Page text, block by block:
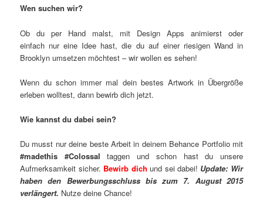
Wen suchen wir?
Ob du per Hand malst, mit Design Apps animierst oder
einfach nur eine Idee hast, die du auf einer riesigen Wand in
Brooklyn umsetzen möchtest – wir wollen es sehen!
Wenn du schon immer mal dein bestes Artwork in Übergröße
erleben wolltest, dann bewirb dich jetzt.
Wie kannst du dabei sein?
Du musst nur deine beste Arbeit in deinem Behance Portfolio mit
#madethis
#Colossal taggen und schon hast du unsere
Aufmerksamkeit sicher. Bewirb dich und sei dabei! Update: Wir
haben den Bewerbungsschluss bis zum 7. August 2015
verlängert. Nutze deine Chance!